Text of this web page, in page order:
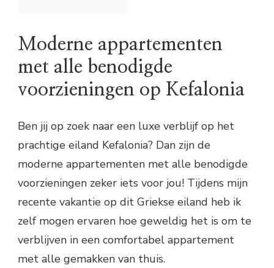
Moderne appartementen
met alle benodigde
voorzieningen op Kefalonia
Ben jij op zoek naar een luxe verblijf op het
prachtige eiland Kefalonia? Dan zijn de
moderne appartementen met alle benodigde
voorzieningen zeker iets voor jou! Tijdens mijn
recente vakantie op dit Griekse eiland heb ik
zelf mogen ervaren hoe geweldig het is om te
verblijven in een comfortabel appartement
met alle gemakken van thuis.